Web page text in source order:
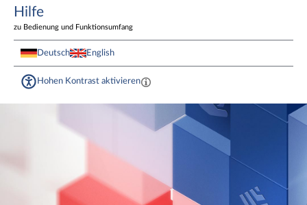
Hilfe
zu Bedienung und Funktionsumfang
Deutsch English
Hohen Kontrast aktivieren